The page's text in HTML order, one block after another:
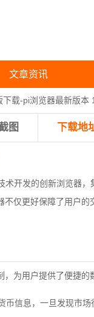
文章资讯
载-pi浏览器最新版本
图 下载地
术开发的创新浏览器
不仅更好保障了用户
为用户提供了便捷的
币信息，一旦发现市场